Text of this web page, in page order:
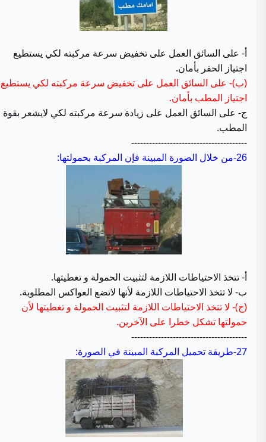
أ- على السائق العمل على تخفيض سرعة مركبته لكي يستطيع
اجتياز الحفر بأمان.
(ب)- على السائق العمل على تخفيض سرعة مركبته لكي يستطيع
اجتياز المطب بأمان.
ج- على السائق العمل على زيادة سرعة مركبته لكي لايشعر بقوة
المطب.
---------------------------------------
26- من خلال الصورة المبينة فإن المركبة بحمولتها:
أ- تتخذ الاحتياطات اللازمة لتثبيت الحمولة و تغطيتها.
ب- لا تتخذ الاحتياطات اللازمة لأنها لاتضع العواكس المطلوبة.
(ج)- لا تتخذ الاحتياطات اللازمة لتثبيت الحمولة و تغطيتها لأن
حمولتها تشكل خطرا على الآخرين.
---------------------------------------
27-طريقة تحميل المركبة المبينة في الصورة: